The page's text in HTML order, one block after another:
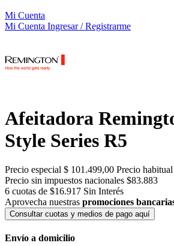
Mi Cuenta
Mi Cuenta Ingresar / Registrarme
Afeitadora
Style Series R5
Precio especial $ 101.499,00 Precio habitual
Precio sin impuestos nacionales $83.883
6 cuotas de $16.917 Sin Interés
Aprovecha nuestras promociones
Consultar cuotas y medios de pago aquí
Envío a domicilio